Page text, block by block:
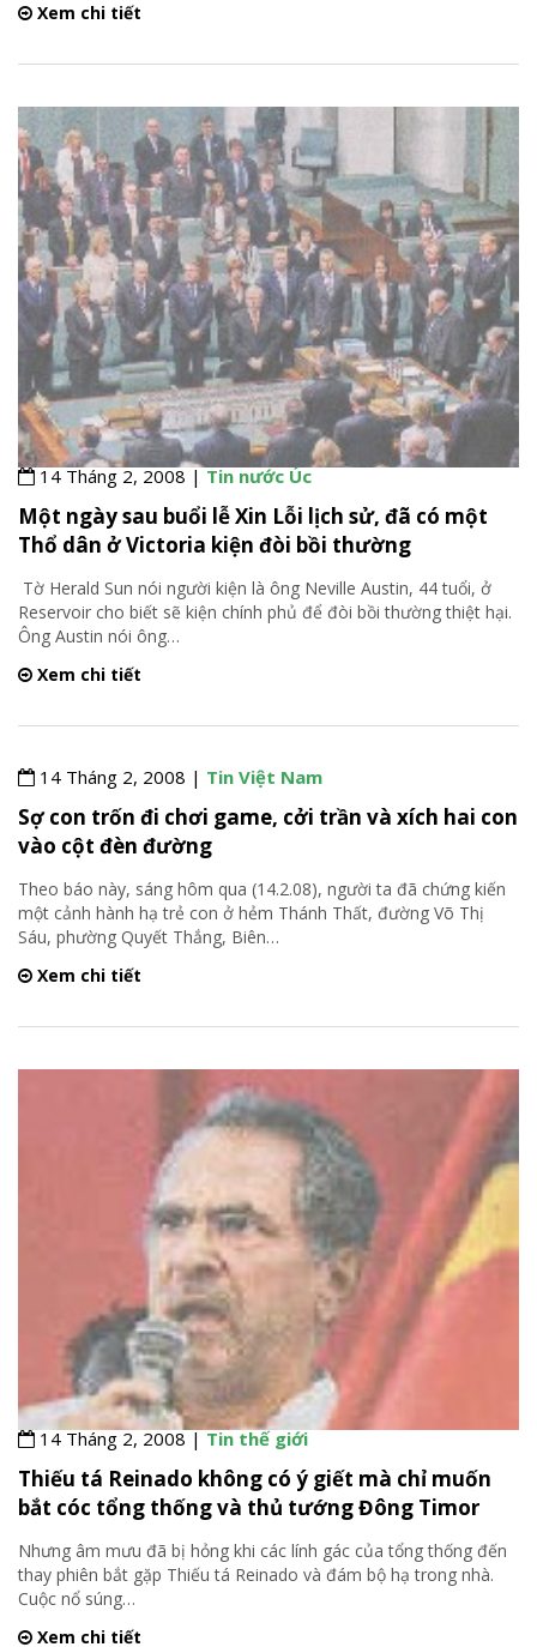
Xem chi tiết
14 Tháng 2, 2008 |Tin nước Úc
Một ngày sau buổi lễ Xin Lỗi lịch sử, đã có một
Thổ dân ở Victoria kiện đòi bồi thường
Tờ Herald Sun nói người kiện là ông Neville Austin, 44 tuổi, ở
Reservoir cho biết sẽ kiện chính phủ để đòi bồi thường thiệt hại.
Ông Austin nói ông…
Xem chi tiết
14 Tháng 2, 2008 | Tin Việt Nam
Sợ con trốn đi chơi game, cởi trần và xích hai con
vào cột đèn đường
Theo báo này, sáng hôm qua (14.2.08), người ta đã chứng kiến
một cảnh hành hạ trẻ con ở hẻm Thánh Thất, đường Võ Thị
Sáu, phường Quyết Thắng, Biên…
Xem chi tiết
14 Tháng 2, 2008 |Tin thế giới
Thiếu tá Reinado không có ý giết mà chỉ muốn
bắt cóc tổng thống và thủ tướng Đông Timor
Nhưng âm mưu đã bị hỏng khi các lính gác của tổng thống đến
thay phiên bắt gặp Thiếu tá Reinado và đám bộ hạ trong nhà.
Cuộc nổ súng…
Xem chi tiết